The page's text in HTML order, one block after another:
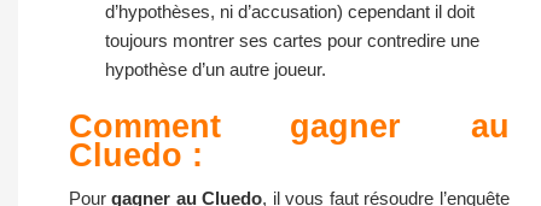
d’hypothèses, ni d’accusation) cependant il doit
toujours montrer ses cartes pour contredire une
hypothèse d’un autre joueur.
Comment gagner au
Cluedo :
Pourgagner au Cluedo, il vous faut résoudre l’enquête